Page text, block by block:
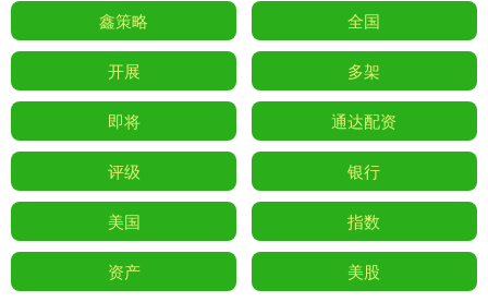
鑫策略 全国
开展 多架
即将 通达配资
评级 银行
美国 指数
资产 美股